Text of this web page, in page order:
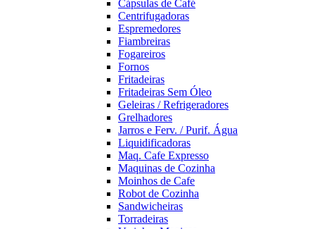
Cápsulas de Café
Centrifugadoras
Espremedores
Fiambreiras
Fogareiros
Fornos
Fritadeiras
Fritadeiras Sem Óleo
Geleiras / Refrigeradores
Grelhadores
Jarros e Ferv. / Purif. Água
Liquidificadoras
Maq. Cafe Expresso
Maquinas de Cozinha
Moinhos de Cafe
Robot de Cozinha
Sandwicheiras
Torradeiras